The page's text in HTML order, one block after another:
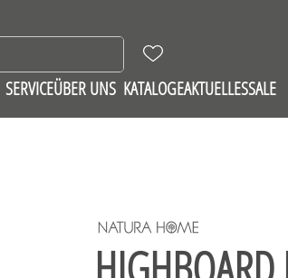
SERVICEÜBER UNS KATALOGEAKTUELLESSALE